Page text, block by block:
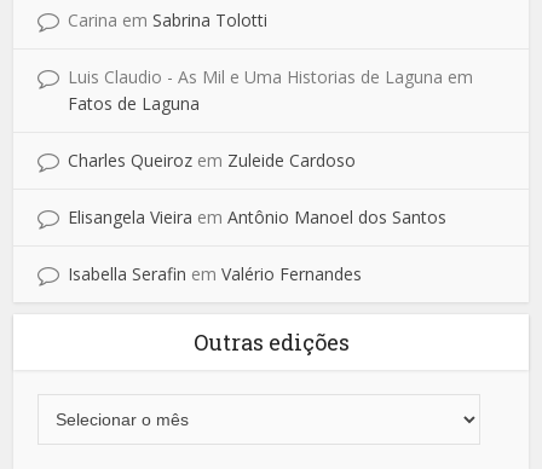
Carina emSabrina Tolotti
Luis Claudio - As Mil e Uma Historias de Laguna em
Fatos de Laguna
Charles Queiroz em Zuleide Cardoso
Elisangela Vieira emAntônio Manoel dos Santos
Isabella Serafin emValério Fernandes
Outras edições